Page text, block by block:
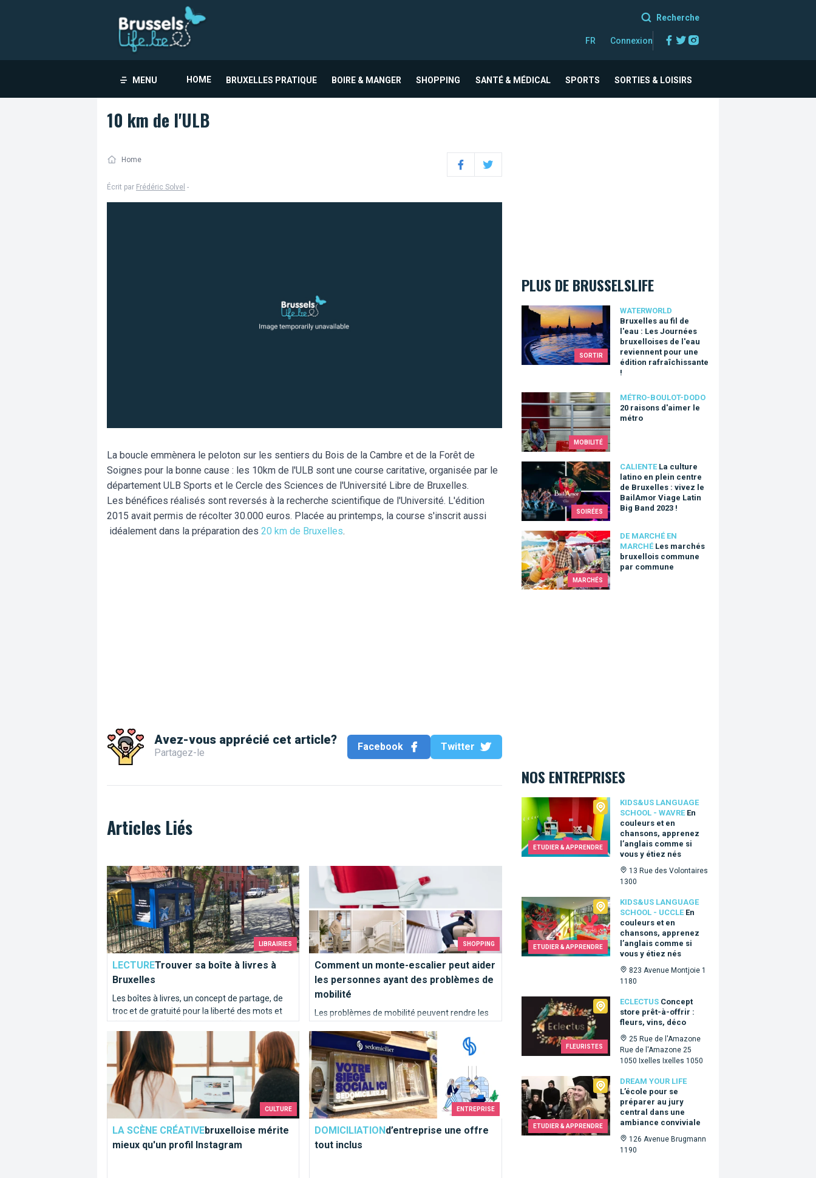
Recherche
FR Connexion Facebook
Twitter
MENU HOME BRUXELLES PRATIQUE BOIRE & MANGER SHOPPING SANTÉ & MÉDICAL SPORTS SORTIES & LOISIRS
10 km de l'ULB
Home
FacebookTwitter
Écrit par Frédéric Solvel -
La boucle emmènera le peloton sur les sentiers du Bois de la Cambre et de la Forêt de
Soignes pour la bonne cause : les 10km de l'ULB sont une course caritative, organisée par le
département ULB Sports et le Cercle des Sciences de l'Université Libre de Bruxelles.
Les bénéfices réalisés sont reversés à la recherche scientifique de l'Université. L'édition
2015 avait permis de récolter 30.000 euros. Placée au printemps, la course s'inscrit aussi
idéalement dans la préparation des 20 km de Bruxelles.
Avez-vous apprécié cet article?
Partagez-le
Facebook Twitter
Articles Liés
LIBRAIRIES
LECTURETrouver sa boîte à livres à
Bruxelles
Les boîtes à livres, un concept de partage, de
troc et de gratuité pour la liberté des mots et
des histoires. On en compte 111 dans
Bruxelles, laquelle est la plus proche de chez
vous?
Trouver sa boîte à livres à Bruxelles
SHOPPING
Comment un monte-escalier peut aider
les personnes ayant des problèmes de
mobilité
Les problèmes de mobilité peuvent rendre les
particulier dans une maison à plusieurs étages.
Comment un monte-escalier peut aider les personnes ayant des problèmes de mobilité
CULTURE
LA SCÈNE CRÉATIVEbruxelloise mérite
mieux qu'un profil Instagram
bruxelloise mérite mieux qu'un profil Instagram
ENTREPRISE
DOMICILIATIONd’entreprise une offre
tout inclus
d’entreprise une offre tout inclus
PLUS DE BRUSSELSLIFE
SORTIR
WATERWORLD
Bruxelles au fil de
l'eau : Les Journées
bruxelloises de l'eau
reviennent pour une
édition rafraîchissante
!
Bruxelles au fil de l'eau : Les Journées bruxelloises de l'eau
MOBILITÉ
MÉTRO-BOULOT-DODO
20 raisons d'aimer le
métro
20 raisons d'aimer le métro
SOIRÉES
CALIENTE La culture
latino en plein centre
de Bruxelles : vivez le
BailAmor Viage Latin
Big Band 2023 !
La culture latino en plein centre de Bruxelles : vivez le BailAmor
MARCHÉS
DE MARCHÉ EN
MARCHÉ Les marchés
bruxellois commune
par commune
Les marchés bruxellois commune par commune
NOS ENTREPRISES
ETUDIER & APPRENDRE
KIDS&US LANGUAGE
SCHOOL - WAVRE En
couleurs et en
chansons, apprenez
l’anglais comme si
vous y étiez nés
13 Rue des Volontaires
1300
Kids&Us language school - Wavre
ETUDIER & APPRENDRE
KIDS&US LANGUAGE
SCHOOL - UCCLE En
couleurs et en
chansons, apprenez
l’anglais comme si
vous y étiez nés
823 Avenue Montjoie 1
1180
Kids&Us language school - Uccle
FLEURISTES
ECLECTUS Concept
store prêt-à-offrir :
fleurs, vins, déco
25 Rue de l'Amazone
Rue de l'Amazone 25
1050 Ixelles Ixelles 1050
Eclectus
ETUDIER & APPRENDRE
DREAM YOUR LIFE
L’école pour se
préparer au jury
central dans une
ambiance conviviale
126 Avenue Brugmann
1190
Dream Your Life